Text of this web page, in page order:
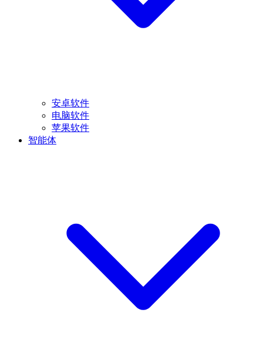
安卓软件
电脑软件
苹果软件
智能体